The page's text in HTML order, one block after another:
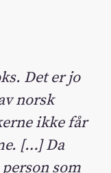
Det er jo
norsk
ikke får
[…] Da
som